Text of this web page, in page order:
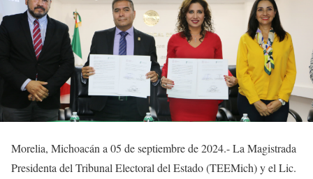
Morelia, Michoacán a 05 de septiembre de 2024.- La Magistrada
Presidenta del Tribunal Electoral del Estado (TEEMich) y el Lic.